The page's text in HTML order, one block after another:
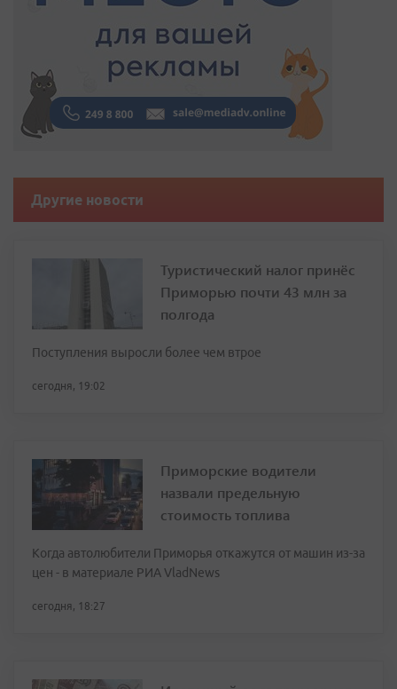
Другие новости
Туристический налог принёс
Приморью почти 43 млн за
полгода
Поступления выросли более чем втрое
сегодня, 19:02
Приморские водители
назвали предельную
стоимость топлива
Когда автолюбители Приморья откажутся от машин из-за
цен - в материале РИА VladNews
сегодня, 18:27